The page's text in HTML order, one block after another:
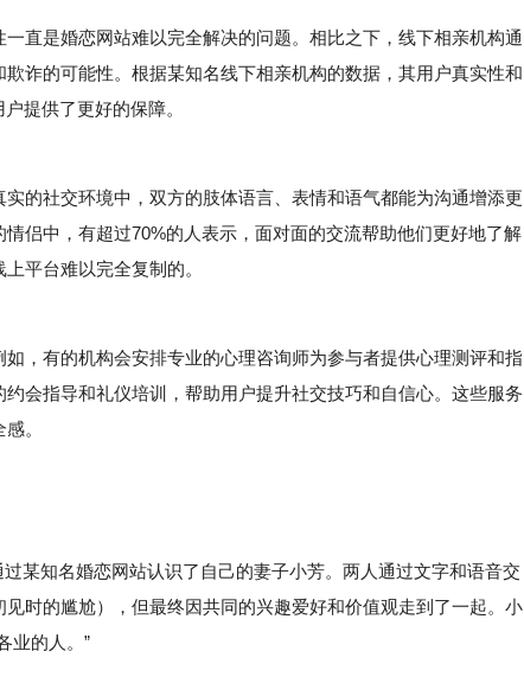
是婚恋网站难以完全解决的问题。相比之下，线下相亲机构通
诈的可能性。根据某知名线下相亲机构的数据，其用户真实性和
提供了更好的保障。
社交环境中，双方的肢体语言、表情和语气都能为沟通增添更
侣中，有超过70%的人表示，面对面的交流帮助他们更好地了解
平台难以完全复制的。
有的机构会安排专业的心理咨询师为参与者提供心理测评和指
会指导和礼仪培训，帮助用户提升社交技巧和自信心。这些服务
。
知名婚恋网站认识了自己的妻子小芳。两人通过文字和语音交
时的尴尬），但最终因共同的兴趣爱好和价值观走到了一起。小
业的人。”